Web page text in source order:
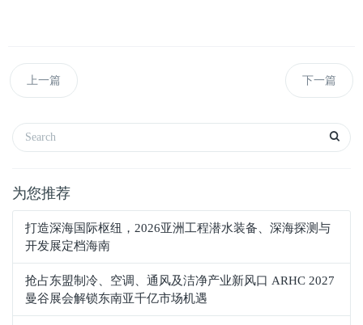
上一篇 下一篇
为您推荐
打造深海国际枢纽，2026亚洲工程潜水装备、深海探测与
开发展定档海南
抢占东盟制冷、空调、通风及洁净产业新风口 ARHC 2027
曼谷展会解锁东南亚千亿市场机遇